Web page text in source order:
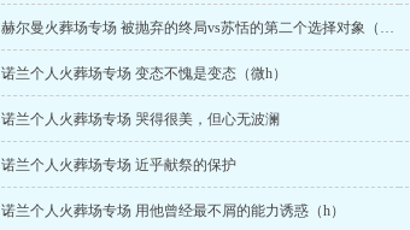
赫尔曼火葬场专场 被抛弃的终局vs苏恬的第二个选择对象（终）
诺兰个人火葬场专场 变态不愧是变态（微h）
诺兰个人火葬场专场 哭得很美，但心无波澜
诺兰个人火葬场专场 近乎献祭的保护
诺兰个人火葬场专场 用他曾经最不屑的能力诱惑（h）